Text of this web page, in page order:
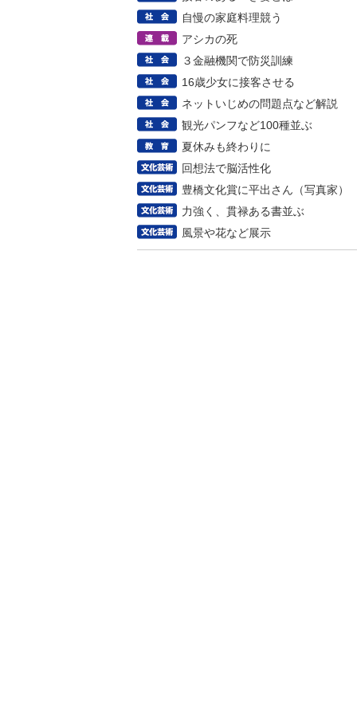
自慢の家庭料理競う
アシカの死
３金融機関で防災訓練
16歳少女に接客させる
ネットいじめの問題点など解説
観光パンフなど100種並ぶ
夏休みも終わりに
回想法で脳活性化
豊橋文化賞に平出さん（写真家）
力強く、貫禄ある書並ぶ
風景や花など展示